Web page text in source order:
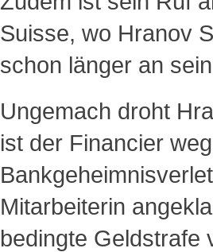
Suisse, wo Hranov
schon länger an
Ungemach droht
ist der Financier
Mitarbeiterin
bedingte Geldstrafe